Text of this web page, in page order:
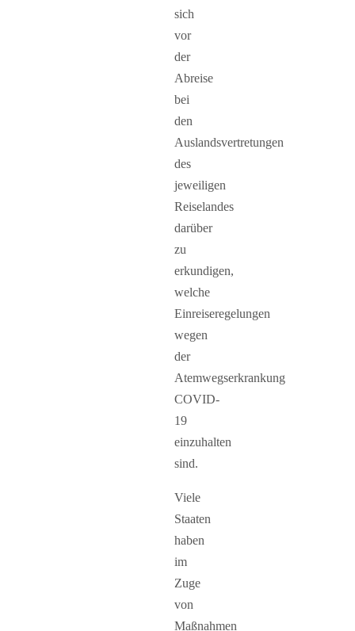
sich
vor
der
Abreise
bei
den
Auslandsvertretungen
des
jeweiligen
Reiselandes
darüber
zu
erkundigen,
welche
Einreiseregelungen
wegen
der
Atemwegserkrankung
COVID-
19
einzuhalten
sind.
Viele
Staaten
haben
im
Zuge
von
Maßnahmen